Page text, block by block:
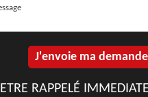
ETRE RAPPELÉ